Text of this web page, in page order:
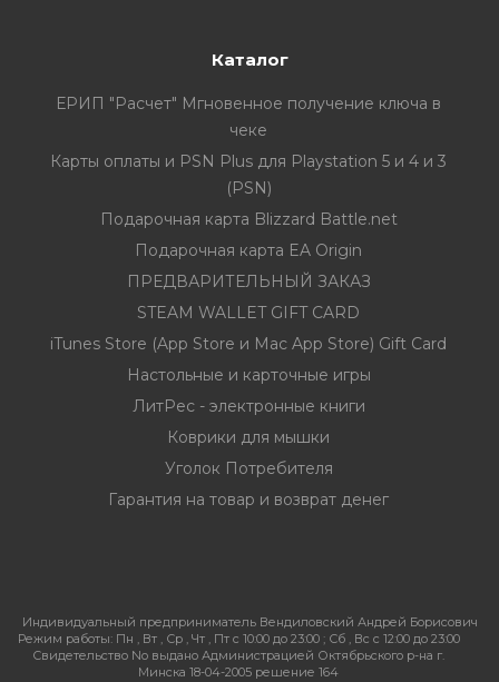
Каталог
ЕРИП "Расчет" Мгновенное получение ключа в
чеке
Карты оплаты и PSN Plus для Playstation 5 и 4 и 3
(PSN)
Подарочная карта Blizzard Battle.net
Подарочная карта EA Origin
ПРЕДВАРИТЕЛЬНЫЙ ЗАКАЗ
STEAM WALLET GIFT CARD
iTunes Store (App Store и Mac App Store) Gift Card
Настольные и карточные игры
ЛитРес - электронные книги
Коврики для мышки
Уголок Потребителя
Гарантия на товар и возврат денег
Индивидуальный предприниматель Вендиловский Андрей Борисович
Режим работы: Пн , Вт , Ср , Чт , Пт c 10:00 до 23:00 ; Сб , Вс c 12:00 до 23:00
Свидетельство No выдано Администрацией Октябрьского р-на г.
Минска 18-04-2005 решение 164